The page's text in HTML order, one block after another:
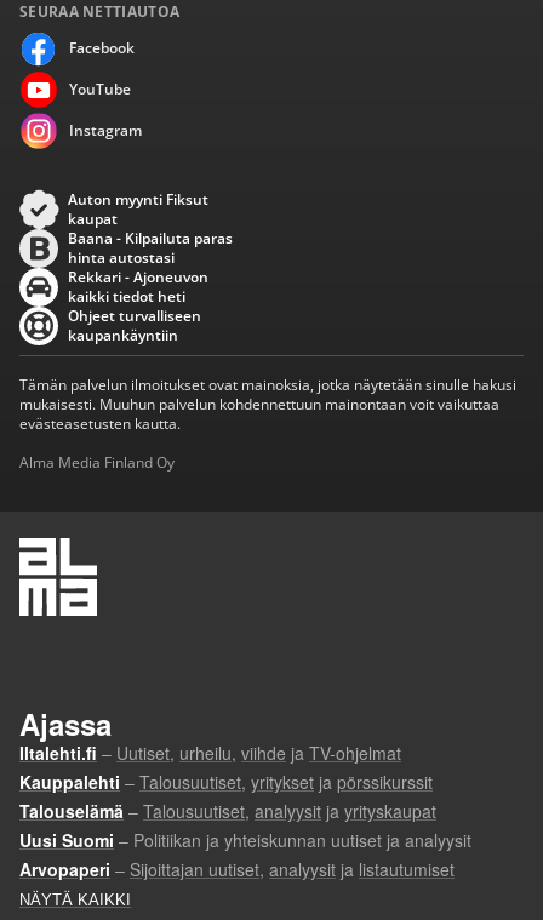
SEURAA NETTIAUTOA
Facebook
YouTube
Instagram
Auton myynti Fiksut
kaupat
Baana - Kilpailuta paras
hinta autostasi
Rekkari - Ajoneuvon
kaikki tiedot heti
Ohjeet turvalliseen
kaupankäyntiin
Tämän palvelun ilmoitukset ovat mainoksia, jotka näytetään sinulle hakusi
mukaisesti. Muuhun palvelun kohdennettuun mainontaan voit vaikuttaa
evästeasetusten kautta.
Alma Media Finland Oy